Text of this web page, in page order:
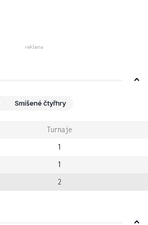
Smíšené čtyřhry
Turnaje
1
1
2